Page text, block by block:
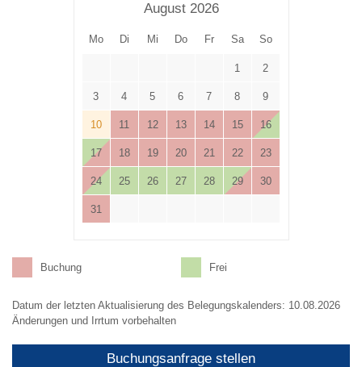
August 2026
Mo Di Mi Do Fr Sa So
1 2
3 4 5 6 7 8 9
10 11 12 13 14 15 16
17 18 19 20 21 22 23
24 25 26 27 28 29 30
31
Buchung Frei
Datum der letzten Aktualisierung des Belegungskalenders: 10.08.2026
Änderungen und Irrtum vorbehalten
Buchungsanfrage stellen